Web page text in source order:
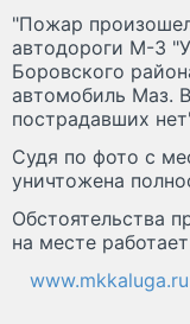
"Пожар
автодороги М-3
Боровского
автомобиль Маз.
пострадавших
Судя по фото с
уничтожена
Обстоятельства
на месте
www.mkkaluga.ru